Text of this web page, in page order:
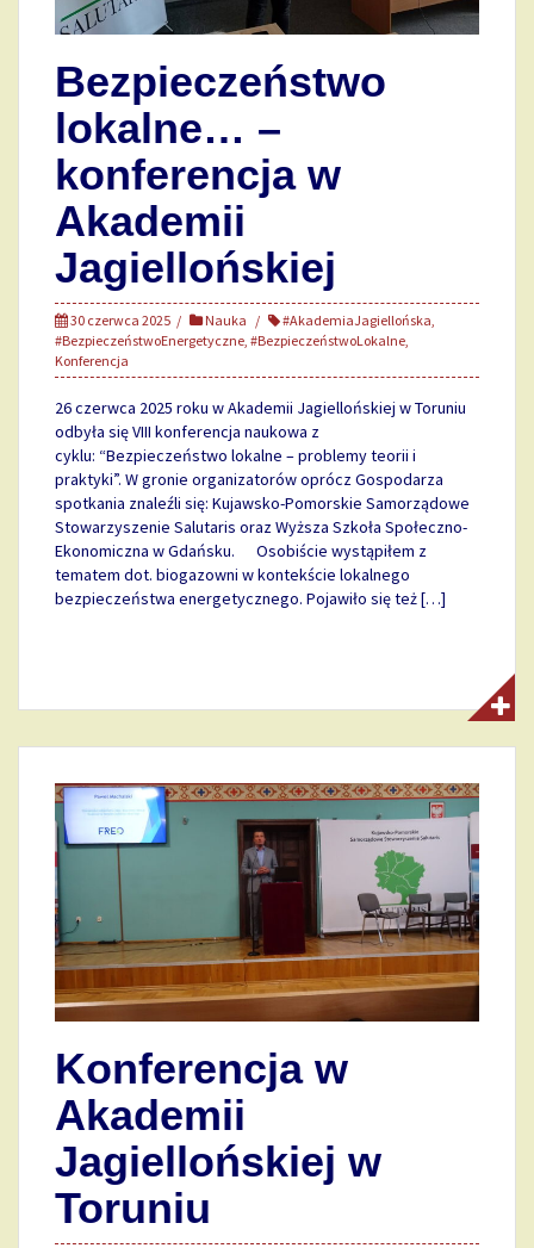
Bezpieczeństwo
lokalne… –
konferencja w
Akademii
Jagiellońskiej
30 czerwca 2025 Nauka #AkademiaJagiellońska,
#BezpieczeństwoEnergetyczne, #BezpieczeństwoLokalne,
Konferencja
26 czerwca 2025 roku w Akademii Jagiellońskiej w Toruniu
odbyła się VIII konferencja naukowa z
cyklu: “Bezpieczeństwo lokalne – problemy teorii i
praktyki”. W gronie organizatorów oprócz Gospodarza
spotkania znaleźli się: Kujawsko-Pomorskie Samorządowe
Stowarzyszenie Salutaris oraz Wyższa Szkoła Społeczno-
Ekonomiczna w Gdańsku. Osobiście wystąpiłem z
tematem dot. biogazowni w kontekście lokalnego
bezpieczeństwa energetycznego. Pojawiło się też […]
Konferencja w
Akademii
Jagiellońskiej w
Toruniu